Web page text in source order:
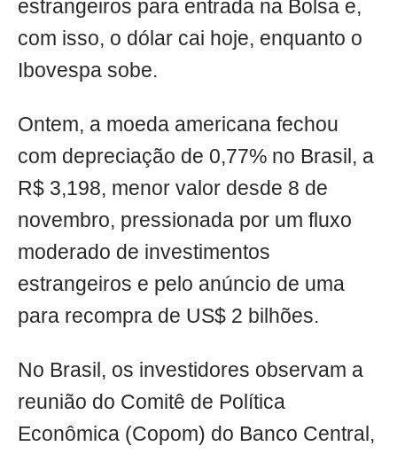
estrangeiros para entrada na Bolsa e,
com isso, o dólar cai hoje, enquanto o
Ibovespa sobe.
Ontem, a moeda americana fechou
com depreciação de 0,77% no Brasil, a
R$ 3,198, menor valor desde 8 de
novembro, pressionada por um fluxo
moderado de investimentos
estrangeiros e pelo anúncio de uma
para recompra de US$ 2 bilhões.
No Brasil, os investidores observam a
reunião do Comitê de Política
Econômica (Copom) do Banco Central,